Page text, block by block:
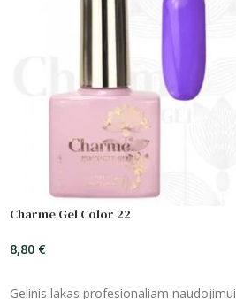
Charme Gel Color 22
8,80 €
Gelinis lakas profesionaliam naudojimui